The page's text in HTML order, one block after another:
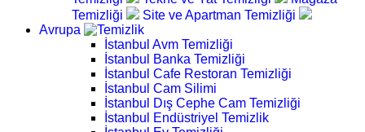
Temizliği
Site ve Apartman Temizliği
Avrupa
İstanbul Avm Temizliği
İstanbul Banka Temizliği
İstanbul Cafe Restoran Temizliği
İstanbul Cam Silimi
İstanbul Dış Cephe Cam Temizliği
İstanbul Endüstriyel Temizlik